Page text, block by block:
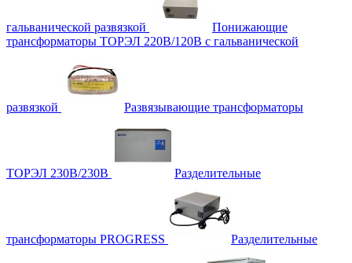
гальванической развязкой
Понижающие
трансформаторы ТОРЭЛ 220В/120В с гальванической
развязкой Развязывающие трансформаторы
ТОРЭЛ 230В/230В Разделительные
трансформаторы PROGRESS Разделительные